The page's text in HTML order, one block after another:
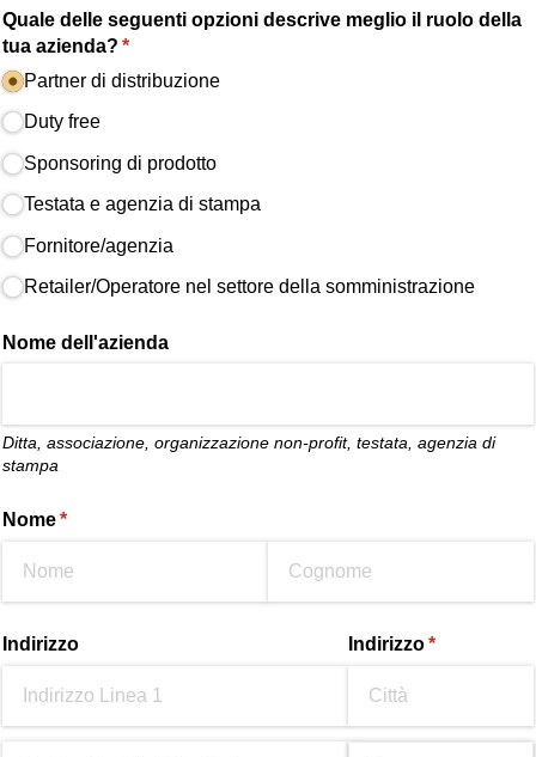
Quale delle seguenti opzioni descrive meglio il ruolo della
tua azienda? *
(richiesto)
Partner di distribuzione
Duty free
Sponsoring di prodotto
Testata e agenzia di stampa
Fornitore/​agenzia
Retailer/​Operatore nel settore della somministrazione
Nome dell'azienda
Ditta, associazione, organizzazione non-profit, testata, agenzia di
stampa
Nome*
(richiesto)
Indirizzo Indirizzo*
(richiesto)